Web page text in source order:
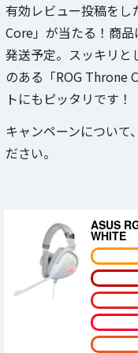
有効レビュー投稿を
Core」が当たる！商
発送予定。スッキリと
のある「ROG Throne
トにもピッタリです！
キャンペーンについて
ださい。
ASUS
WHITE